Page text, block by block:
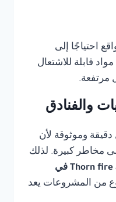
احتياجًا إلى
قابلة للاشتعال
مرتفعة.
والفنادق
وموثوقة لأن
مخاطر كبيرة. لذلك
شركة صيانة Thorn fire alarm في
من المشروعات يعد